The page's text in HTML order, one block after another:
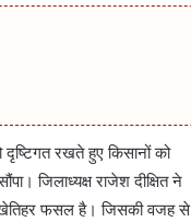
रखते हुए किसानों को
जिलाध्यक्ष राजेश दीक्षित ने
खेतिहर फसल है। जिसकी वजह से